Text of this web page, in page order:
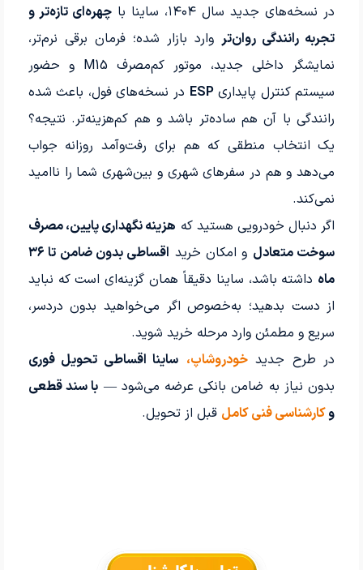
در نسخه‌های جدید سال ۱۴۰۴، ساینا با
چهره‌ای تازه‌تر و
تجربه رانندگی روان‌تروارد بازار شده؛ فرمان برقی نرم‌تر،
نمایشگر داخلی جدید، موتور کم‌مصرف M15 و حضور
سیستم کنترل پایداریESP در نسخه‌های فول، باعث شده
رانندگی با آن هم ساده‌تر باشد و هم کم‌هزینه‌تر. نتیجه؟
یک انتخاب منطقی که هم برای رفت‌وآمد روزانه جواب
می‌دهد و هم در سفرهای شهری و بین‌شهری شما را ناامید
نمی‌کند.
اگر دنبال خودرویی هستید که هزینه نگهداری پایین، مصرف
سوخت متعادل و امکان خرید
اقساطی بدون ضامن تا ۳۶
ماه داشته باشد، ساینا دقیقاً همان گزینه‌ای است که نباید
از دست بدهید؛ به‌خصوص اگر می‌خواهید بدون دردسر،
سریع و مطمئن وارد مرحله خرید شوید.
در طرح جدیدخودرو‌شاپ، ساینا اقساطی تحویل فوری
بدون نیاز به ضامن بانکی عرضه می‌شود — با سند قطعی
وکارشناسی فنی کامل قبل از تحویل.